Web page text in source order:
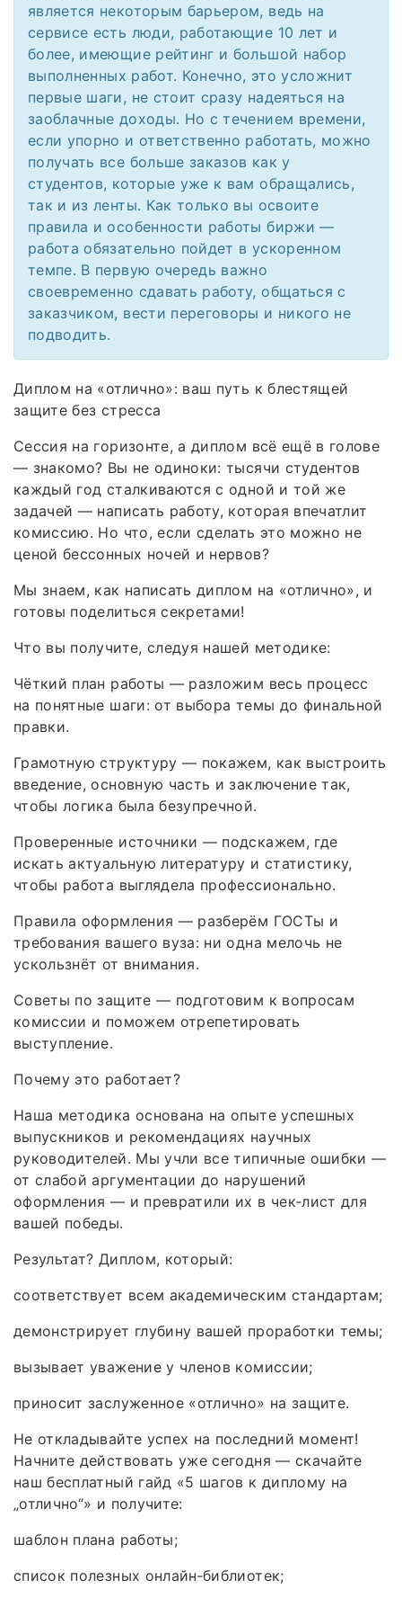
является некоторым барьером, ведь на
сервисе есть люди, работающие 10 лет и
более, имеющие рейтинг и большой набор
выполненных работ. Конечно, это усложнит
первые шаги, не стоит сразу надеяться на
заоблачные доходы. Но с течением времени,
если упорно и ответственно работать, можно
получать все больше заказов как у
студентов, которые уже к вам обращались,
так и из ленты. Как только вы освоите
правила и особенности работы биржи —
работа обязательно пойдет в ускоренном
темпе. В первую очередь важно
своевременно сдавать работу, общаться с
заказчиком, вести переговоры и никого не
подводить.
Диплом на «отлично»: ваш путь к блестящей
защите без стресса
Сессия на горизонте, а диплом всё ещё в голове
— знакомо? Вы не одиноки: тысячи студентов
каждый год сталкиваются с одной и той же
задачей — написать работу, которая впечатлит
комиссию. Но что, если сделать это можно не
ценой бессонных ночей и нервов?
Мы знаем, как написать диплом на «отлично», и
готовы поделиться секретами!
Что вы получите, следуя нашей методике:
Чёткий план работы — разложим весь процесс
на понятные шаги: от выбора темы до финальной
правки.
Грамотную структуру — покажем, как выстроить
введение, основную часть и заключение так,
чтобы логика была безупречной.
Проверенные источники — подскажем, где
искать актуальную литературу и статистику,
чтобы работа выглядела профессионально.
Правила оформления — разберём ГОСТы и
требования вашего вуза: ни одна мелочь не
ускользнёт от внимания.
Советы по защите — подготовим к вопросам
комиссии и поможем отрепетировать
выступление.
Почему это работает?
Наша методика основана на опыте успешных
выпускников и рекомендациях научных
руководителей. Мы учли все типичные ошибки —
от слабой аргументации до нарушений
оформления — и превратили их в чек‑лист для
вашей победы.
Результат? Диплом, который:
соответствует всем академическим стандартам;
демонстрирует глубину вашей проработки темы;
вызывает уважение у членов комиссии;
приносит заслуженное «отлично» на защите.
Не откладывайте успех на последний момент!
Начните действовать уже сегодня — скачайте
наш бесплатный гайд «5 шагов к диплому на
„отлично“» и получите:
шаблон плана работы;
список полезных онлайн‑библиотек;